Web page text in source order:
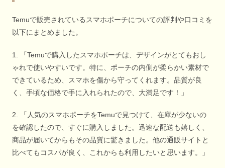
Temuで販売されているスマホポーチについての評判や口コミを
以下にまとめました。
1. 「Temuで購入したスマホポーチは、デザインがとてもおし
ゃれで使いやすいです。特に、ポーチの内側が柔らかい素材で
できているため、スマホを傷から守ってくれます。品質が良
く、手頃な価格で手に入れられたので、大満足です！」
2. 「人気のスマホポーチをTemuで見つけて、在庫が少ないの
を確認したので、すぐに購入しました。迅速な配送も嬉しく、
商品が届いてからもその品質に驚きました。他の通販サイトと
比べてもコスパが良く、これからも利用したいと思います。」